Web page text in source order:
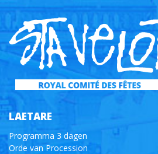
LAETARE
Programma 3 dagen
Orde van Procession